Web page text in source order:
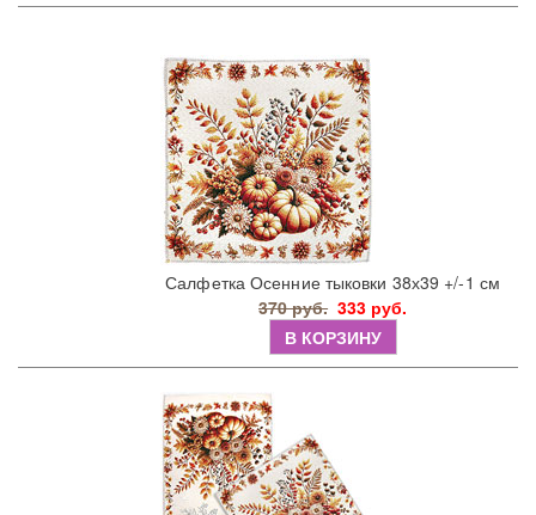
Салфетка Осенние тыковки 38х39 +/-1 см
370 руб. 333 руб.
В КОРЗИНУ